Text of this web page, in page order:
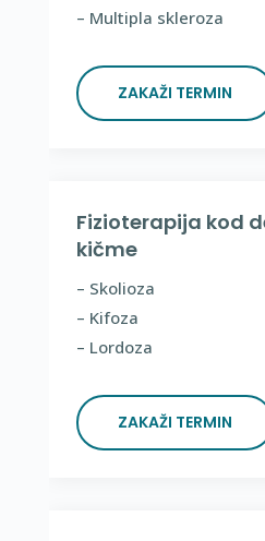
– Multipla skleroza
ZAKAŽI TERMIN
Fizioterapija kod
kičme
– Skolioza
– Kifoza
– Lordoza
ZAKAŽI TERMIN